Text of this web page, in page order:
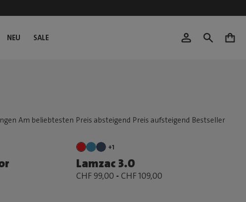
NEU SALE 0
+1
Lamzac 3.0
CHF 99,00 - CHF 109,00